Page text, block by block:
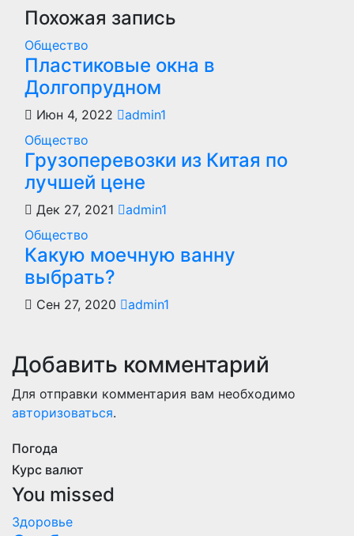
записям
Похожая запись
Общество
Пластиковые окна в
Долгопрудном
Июн 4, 2022
admin1
Общество
Грузоперевозки из Китая по
лучшей цене
Дек 27, 2021
admin1
Общество
Какую моечную ванну
выбрать?
Сен 27, 2020 admin1
Добавить комментарий
Для отправки комментария вам необходимо
авторизоваться.
Погода
Курс валют
You missed
Здоровье